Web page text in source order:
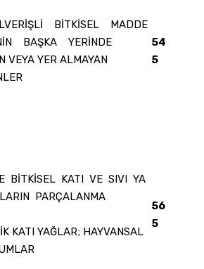
BİTKİSEL MADDE
BAŞKA YERİNDE
VEYA YER ALMAYAN
54
5
BİTKİSEL KATI VE SIVI YA
PARÇALANMA
KATI YAĞLAR; HAYVANSAL
56
5